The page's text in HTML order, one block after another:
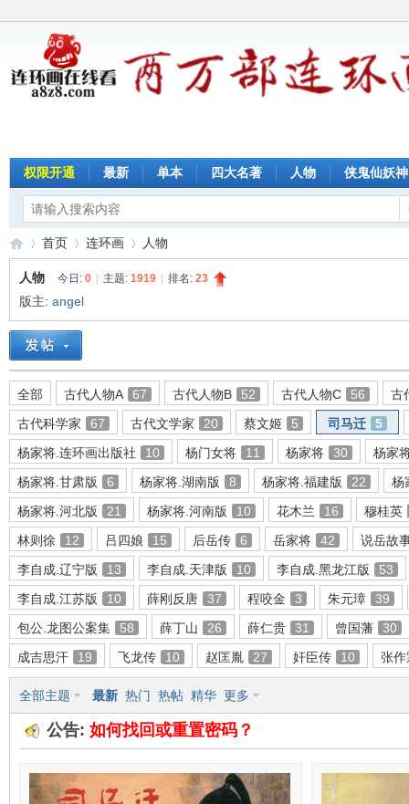
权限开通 最新 单本 四大名著 人物 侠鬼仙妖神
连
环
»
首页
›
连环画
›
人物
人物 今日: 0 主题: 1919 排名: 23
版主: angel
全部 古代人物A 67 古代人物B 52 古代人物C 56
古
古代科学家
67 古代文学家 20 蔡文姬 5 司马迁
5
杨家将.连环画出版社
10 杨门女将 11 杨家将 30
杨家
杨家将.甘肃版
6 杨家将.湖南版 8 杨家将.福建版 22
杨
杨家将.河北版
21 杨家将.河南版 10 花木兰 16
穆桂英
林则徐
12 吕四娘 15 后岳传 6 岳家将 42
说岳故
李自成.辽宁版
13 李自成.天津版 10 李自成.黑龙江版
53
李自成.江苏版
10 薛刚反唐 37 程咬金 3 朱元璋
39
包公.龙图公案集
58 薛丁山 26 薛仁贵 31 曾国藩
30
成吉思汗
19 飞龙传 10 赵匡胤 27 奸臣传 10 张作
全部主题 最新 热门 热帖 精华 更多
公告: 如何找回或重置密码？